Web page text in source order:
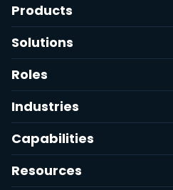
Products
Solutions
Roles
Industries
Capabilities
Resources